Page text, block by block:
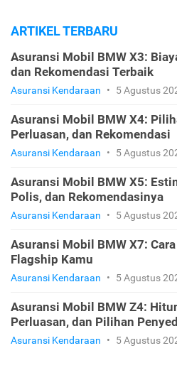
ARTIKEL TERBARU
Asuransi Mobil BMW X3:
dan Rekomendasi Terbaik
Asuransi Kendaraan • 5 Agustus
Asuransi Mobil BMW X4:
Perluasan, dan Rekomendasi
Asuransi Kendaraan • 5 Agustus
Asuransi Mobil BMW X5:
Polis, dan Rekomendasinya
Asuransi Kendaraan • 5 Agustus
Asuransi Mobil BMW X7:
Flagship Kamu
Asuransi Kendaraan • 5 Agustus
Asuransi Mobil BMW Z4:
Perluasan, dan Pilihan
Asuransi Kendaraan • 5 Agustus